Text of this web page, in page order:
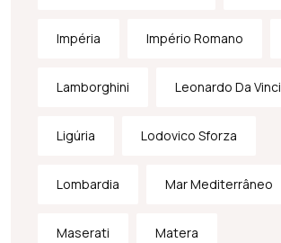
Impéria Império Romano
Lamborghini Leonardo Da Vinci
Ligúria Lodovico Sforza
Lombardia Mar Mediterrâneo
Maserati Matera